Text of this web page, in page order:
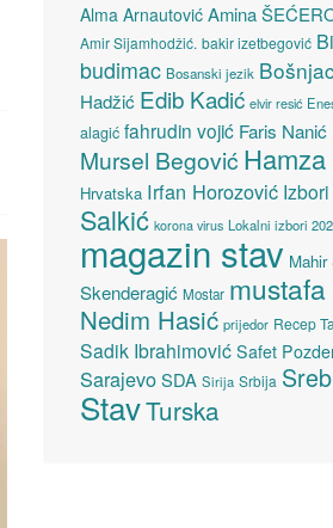
Alma Arnautović Amina
Amir Sijamhodžić. bakir izetbegović
budimac Bosanski jezik
Hadžić Edib Kadić elvir resić
alagić fahrudin vojić Faris Nanić
Mursel Begović
Hrvatska Irfan Horozović Izbori
Salkić korona virus Lokalni izbori
magazin stav Mahir
Skenderagić Mostar
Nedim Hasić prijedor Recep
Sadik Ibrahimović Safet
SarajevoSDA Sirija Srbija
StavTurska